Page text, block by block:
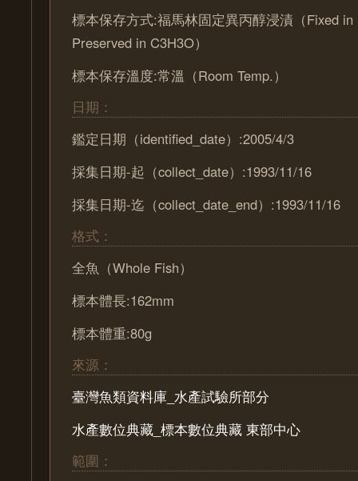
標本保存方式:福馬林固定異丙醇浸漬（Fixed in
Preserved in C3H3O）
標本保存溫度:常溫（Room Temp.）
日期：
鑑定日期（identified_date）:2005/4/3
採集日期-起（collect_date）:1993/11/16
採集日期-迄（collect_date_end）:1993/11/16
格式：
全魚（Whole Fish）
標本體長:162mm
標本體重:80g
來源：
臺灣魚類資料庫_水產試驗所部分
水產數位典藏_標本數位典藏 東部中心
範圍：